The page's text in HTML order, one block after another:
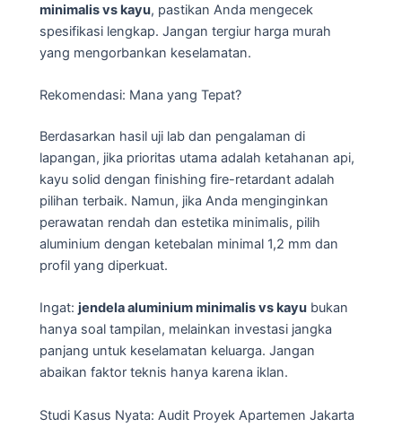
minimalis vs kayu, pastikan Anda mengecek
spesifikasi lengkap. Jangan tergiur harga murah
yang mengorbankan keselamatan.
Rekomendasi: Mana yang Tepat?
Berdasarkan hasil uji lab dan pengalaman di
lapangan, jika prioritas utama adalah ketahanan api,
kayu solid dengan finishing fire-retardant adalah
pilihan terbaik. Namun, jika Anda menginginkan
perawatan rendah dan estetika minimalis, pilih
aluminium dengan ketebalan minimal 1,2 mm dan
profil yang diperkuat.
Ingat: jendela aluminium minimalis vs kayu bukan
hanya soal tampilan, melainkan investasi jangka
panjang untuk keselamatan keluarga. Jangan
abaikan faktor teknis hanya karena iklan.
Studi Kasus Nyata: Audit Proyek Apartemen Jakarta